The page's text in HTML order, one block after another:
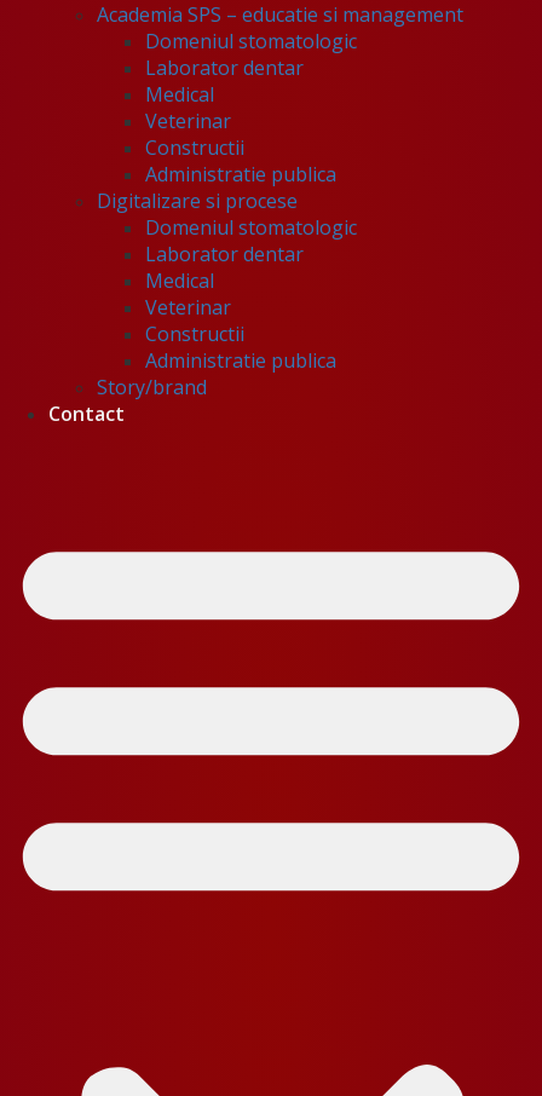
Academia SPS – educatie si management
Domeniul stomatologic
Laborator dentar
Medical
Veterinar
Constructii
Administratie publica
Digitalizare si procese
Domeniul stomatologic
Laborator dentar
Medical
Veterinar
Constructii
Administratie publica
Story/brand
Contact